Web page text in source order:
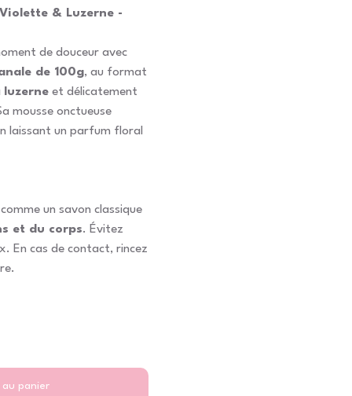
& Luzerne -
de douceur avec
de 100g, au format
luzerneet délicatement
mousse onctueuse
laissant un parfum floral
un savon classique
et du corps. Évitez
En cas de contact, rincez
panier